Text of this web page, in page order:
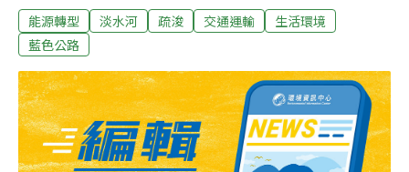
與觀光遊憩雙重目的，範圍介於淡水河關渡橋、大漢溪新
海橋、新店溪中正橋之間，疏浚後的藍色公路觀光航線，
合，加上自行車道、商圈發展，希望形成完整觀光旅遊觀
光網絡。 然而，航運業者卻不看好淡水河內河藍色公路，
指稱這個區段水域淤積非常嚴重，有些區域水深只剩1公
尺左右，業者都認為現有船隻吃水太深無法經營，未來政
能源轉型 淡水河 疏浚 交通運輸
生活環境
藍色公路